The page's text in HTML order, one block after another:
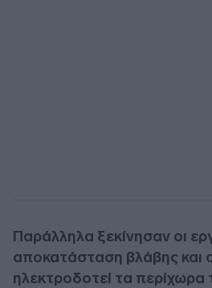
Παράλληλα ξεκίνησαν οι
αποκατάσταση βλάβης και
ηλεκτροδοτεί τα